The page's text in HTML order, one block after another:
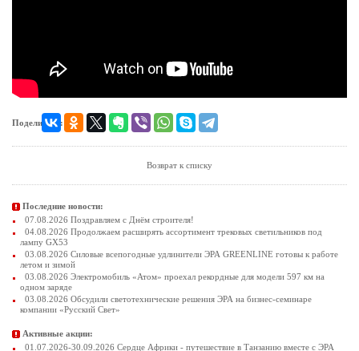
Поделиться:
Возврат к списку
Последние новости:
07.08.2026 Поздравляем с Днём строителя!
04.08.2026 Продолжаем расширять ассортимент трековых светильников под
лампу GX53
03.08.2026 Силовые всепогодные удлинители ЭРА GREENLINE готовы к работе
летом и зимой
03.08.2026 Электромобиль «Атом» проехал рекордные для модели 597 км на
одном заряде
03.08.2026 Обсудили светотехнические решения ЭРА на бизнес-семинаре
компании «Русский Свет»
Активные акции:
01.07.2026-30.09.2026 Сердце Африки - путешествие в Танзанию вместе с ЭРА